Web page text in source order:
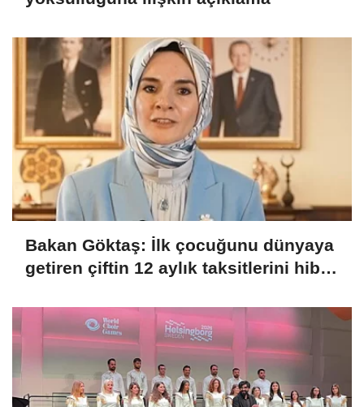
Bakan Göktaş: İlk çocuğunu dünyaya
getiren çiftin 12 aylık taksitlerini hibe